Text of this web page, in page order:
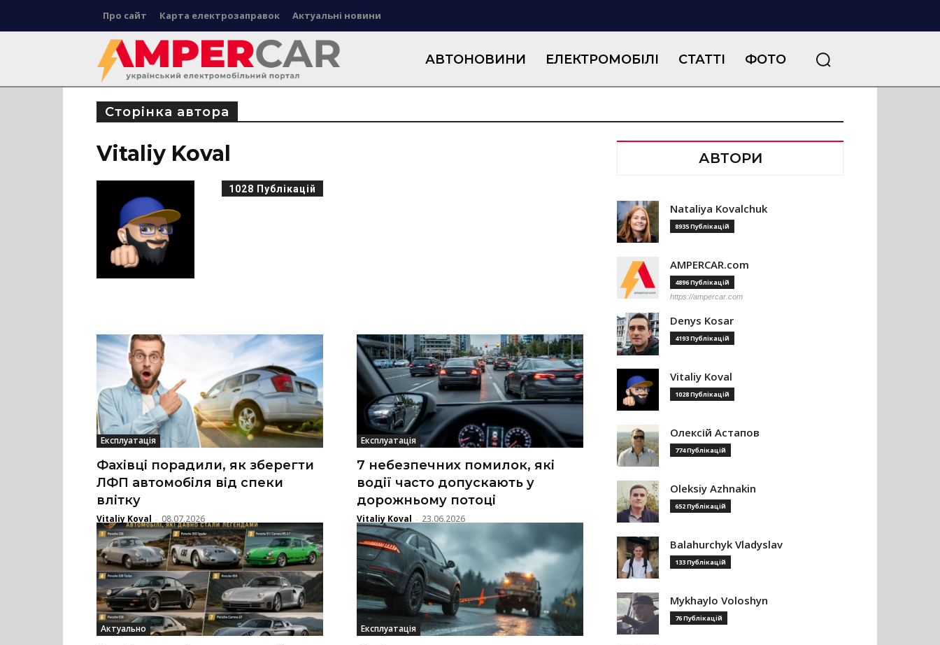
Про сайт Карта електрозаправок Актуальні новини
АВТОНОВИНИ ЕЛЕКТРОМОБІЛІ СТАТТІ ФОТО
Сторінка автора
Vitaliy Koval
1028 Публікацій
Експлуатація
Фахівці порадили, як зберегти
ЛФП автомобіля від спеки
влітку
Vitaliy Koval - 08.07.2026
Експлуатація
7 небезпечних помилок, які
водії часто допускають у
дорожньому потоці
Vitaliy Koval - 23.06.2026
Актуально Експлуатація
АВТОРИ
Nataliya Kovalchuk
8935 Публікацій
AMPERCAR.com
4896 Публікацій
https://ampercar.com
Denys Kosar
4193 Публікацій
Vitaliy Koval
1028 Публікацій
Олексій Астапов
774 Публікацій
Oleksiy Azhnakin
652 Публікацій
Balahurchyk Vladyslav
133 Публікацій
Mykhaylo Voloshyn
76 Публікацій